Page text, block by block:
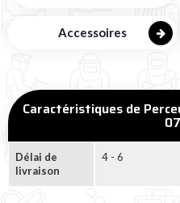
Accessoires
Caractéristiques de
Délai de
livraison
4 - 6